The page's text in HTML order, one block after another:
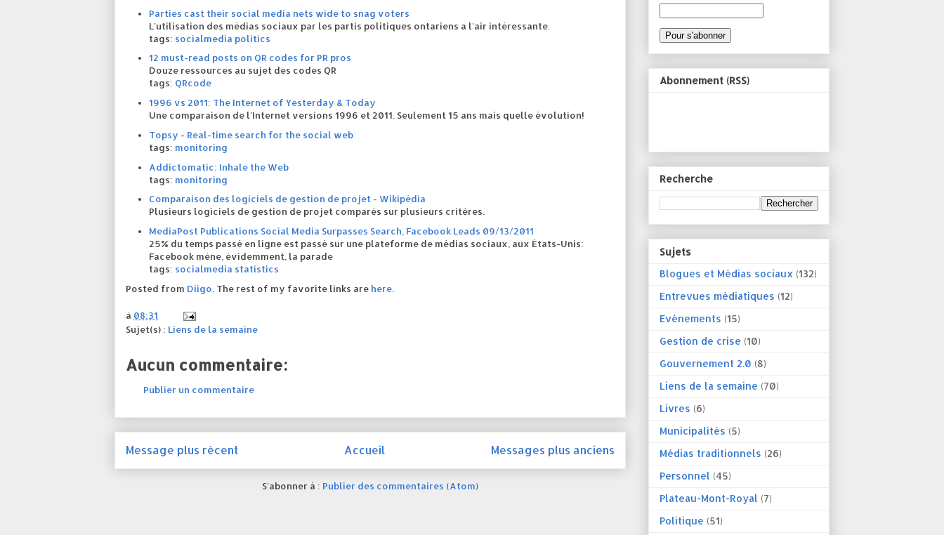
Parties cast their social media nets wide to snag voters
L'utilisation des médias sociaux par les partis politiques ontariens a l'air intéressante.
tags: socialmedia politics
12 must-read posts on QR codes for PR pros
Douze ressources au sujet des codes QR
tags: QRcode
1996 vs 2011: The Internet of Yesterday & Today
Une comparaison de l'Internet versions 1996 et 2011. Seulement 15 ans mais quelle évolution!
Topsy - Real-time search for the social web
tags: monitoring
Addictomatic: Inhale the Web
tags: monitoring
Comparaison des logiciels de gestion de projet - Wikipédia
Plusieurs logiciels de gestion de projet comparés sur plusieurs critères.
MediaPost Publications Social Media Surpasses Search, Facebook Leads 09/13/2011
25% du temps passé en ligne est passé sur une plateforme de médias sociaux, aux États-Unis:
Facebook mène, évidemment, la parade
tags: socialmedia statistics
Posted from Diigo . The rest of my favorite links are here
à 08:31
Sujet(s) : Liens de la semaine
Aucun commentaire:
Publier un commentaire
Message plus récent Messages plus anciens
Accueil
S'abonner à : Publier des commentaires (Atom)
Abonnement (RSS)
Recherche
Sujets
Blogues et Médias sociaux (132)
Entrevues médiatiques (12)
Evénements (15)
Gestion de crise (10)
Gouvernement 2.0 (8)
Liens de la semaine (70)
Livres (6)
Municipalités (5)
Médias traditionnels (26)
Personnel (45)
Plateau-Mont-Royal (7)
Politique (51)